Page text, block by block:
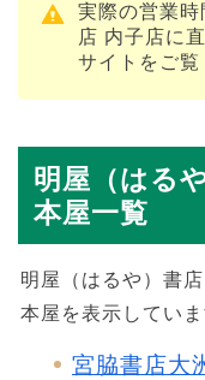
実際の営業
店 内子店に
サイトをご覧
明屋（はる
本屋一覧
明屋（はるや）書
本屋を表示していま
宮脇書店大